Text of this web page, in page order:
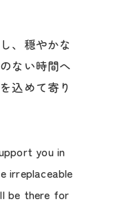
、穏やかな
ない時間へ
込めて寄り
you in
irreplaceable
be there for